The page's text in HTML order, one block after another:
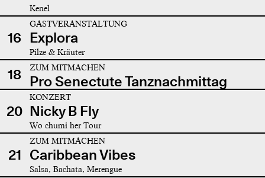
Kenel
16
GASTVERANSTALTUNG
Explora
Pilze & Kräuter
18 ZUM MITMACHEN
Pro Senectute Tanznachmittag
20
KONZERT
Nicky B Fly
Wo chumi her Tour
21
ZUM MITMACHEN
Caribbean Vibes
Salsa, Bachata, Merengue